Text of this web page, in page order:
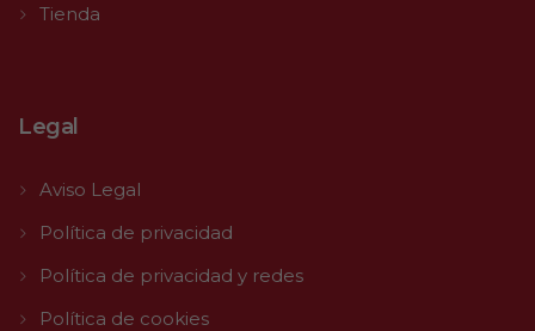
Tienda
Legal
Aviso Legal
Política de privacidad
Política de privacidad y redes
Política de cookies